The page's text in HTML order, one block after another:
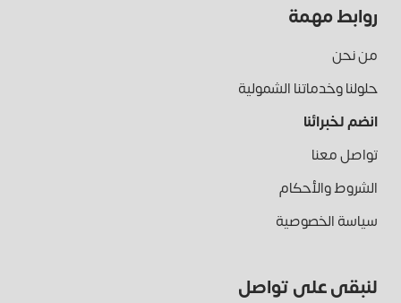
روابط مهمة
من نحن
حلولنا وخدماتنا الشمولية
انضم لخبرائنا
تواصل معنا
الشروط والأحكام
سياسة الخصوصية
لنبقى على تواصل